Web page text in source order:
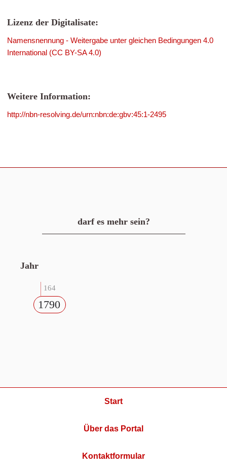
Lizenz der Digitalisate:
Namensnennung - Weitergabe unter gleichen Bedingungen 4.0
International (CC BY-SA 4.0)
Weitere Information:
http://nbn-resolving.de/urn:nbn:de:gbv:45:1-2495
darf es mehr sein?
Jahr
164
1790
Start
Über das Portal
Kontaktformular